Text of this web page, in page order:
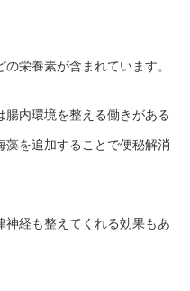
栄養素が含まれています。
腸内環境を整える働きがある
藻を追加することで便秘解消
経も整えてくれる効果もあ